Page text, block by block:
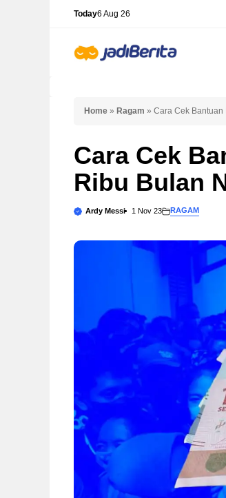
Today6 Aug 26
Home » Ragam » Cara Cek
Cara Cek
Ribu Bulan
Ardy Messi 1 Nov 23 RAGAM